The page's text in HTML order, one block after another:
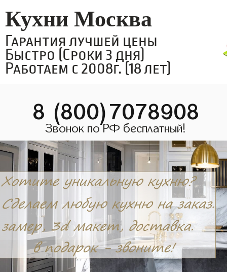
Кухни Москва
Гарантия лучшей цены
Быстро (Сроки 3 дня)
Работаем с 2008г. (18 лет)
8 (800)7078908
Звонок по РФ бесплатный!